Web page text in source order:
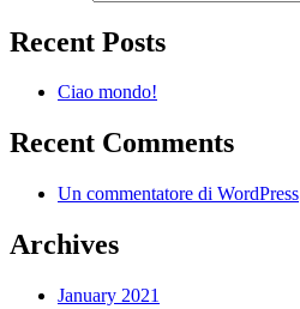
Recent Posts
Ciao mondo!
Recent Comments
Un commentatore di WordPress
Archives
January 2021